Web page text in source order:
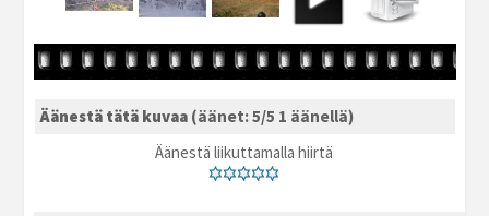
Äänestä tätä kuvaa (äänet: 5/5 1 äänellä)
Äänestä liikuttamalla hiirtä